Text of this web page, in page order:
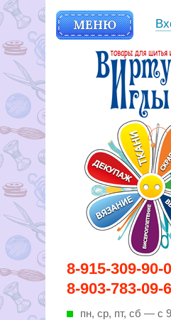
8-915-309-90-
8-903-783-09-
пн, ср, пт, cб — с
МЕНЮ
Вирутозы иглы.
шитья и